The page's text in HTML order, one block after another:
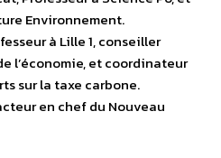
Environnement.
à Lille 1, conseiller
l’économie, et coordinateur
sur la taxe carbone.
en chef du Nouveau